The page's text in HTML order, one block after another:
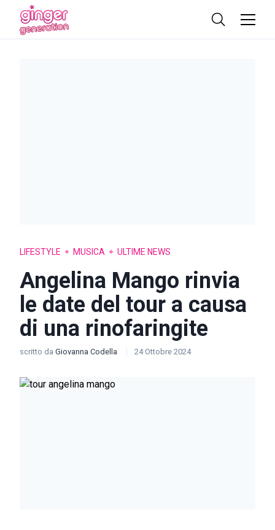
LIFESTYLE MUSICA ULTIME NEWS
Angelina Mango rinvia
le date del tour a causa
di una rinofaringite
scritto da Giovanna Codella 24 Ottobre 2024